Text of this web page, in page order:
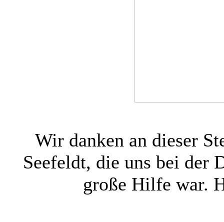
Wir danken an dieser
Seefeldt, die uns bei der
große Hilfe war.